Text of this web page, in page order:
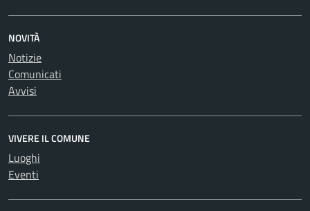
NOVITÀ
Notizie
Comunicati
Avvisi
VIVERE IL COMUNE
Luoghi
Eventi